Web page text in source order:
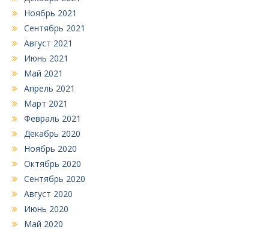
Ноябрь 2021
Сентябрь 2021
Август 2021
Июнь 2021
Май 2021
Апрель 2021
Март 2021
Февраль 2021
Декабрь 2020
Ноябрь 2020
Октябрь 2020
Сентябрь 2020
Август 2020
Июнь 2020
Май 2020